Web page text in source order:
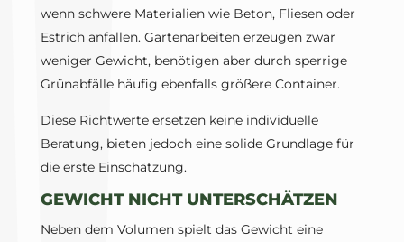
wenn schwere Materialien wie Beton, Fliesen oder
Estrich anfallen. Gartenarbeiten erzeugen zwar
weniger Gewicht, benötigen aber durch sperrige
Grünabfälle häufig ebenfalls größere Container.
Diese Richtwerte ersetzen keine individuelle
Beratung, bieten jedoch eine solide Grundlage für
die erste Einschätzung.
GEWICHT NICHT UNTERSCHÄTZEN
Neben dem Volumen spielt das Gewicht eine